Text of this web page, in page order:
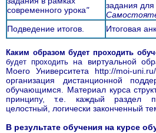
современного урока"
задания для
Подведение итогов.
Итоговая
Каким образом будет проходить
будет проходить на виртуальной
Моего Университета http://moi-
организация дистанционной
обучающимся. Материал курса
принципу, т.е. каждый раздел
целостный, логически законченный
В результате обучения на курсе